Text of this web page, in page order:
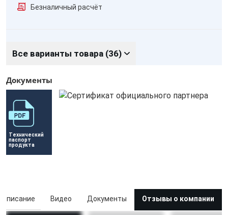
Безналичный расчёт
Все варианты товара (36)
Документы
Технический
паспорт
продукта
Описание Видео Документы Отзывы о компании